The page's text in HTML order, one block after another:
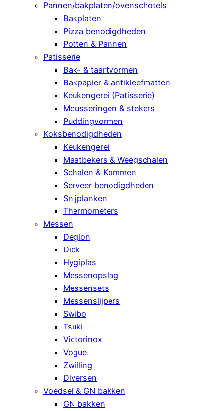
Pannen/bakplaten/ovenschotels
Bakplaten
Pizza benodigdheden
Potten & Pannen
Patisserie
Bak- & taartvormen
Bakpapier & antikleefmatten
Keukengerei (Patisserie)
Mousseringen & stekers
Puddingvormen
Koksbenodigdheden
Keukengerei
Maatbekers & Weegschalen
Schalen & Kommen
Serveer benodigdheden
Snijplanken
Thermometers
Messen
Deglon
Dick
Hygiplas
Messenopslag
Messensets
Messenslijpers
Swibo
Tsuki
Victorinox
Vogue
Zwilling
Diversen
Voedsel & GN bakken
GN bakken